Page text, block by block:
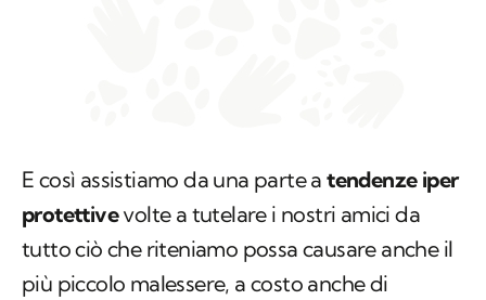
E così assistiamo da una parte atendenze iper
protettivevolte a tutelare i nostri amici da
tutto ciò che riteniamo possa causare anche il
più piccolo malessere, a costo anche di